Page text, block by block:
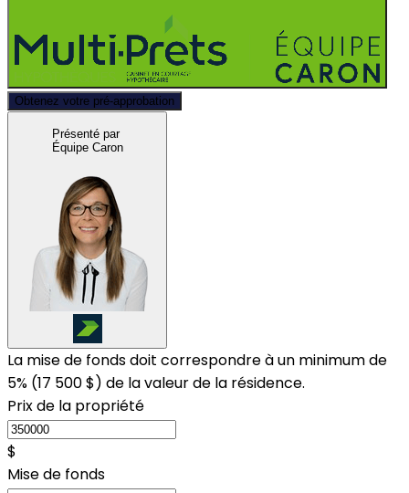
Obtenez votre pré-approbation
Présenté par
Équipe Caron
La mise de fonds doit correspondre à un minimum de
5% (17 500 $) de la valeur de la résidence.
Prix de la propriété
$
Mise de fonds